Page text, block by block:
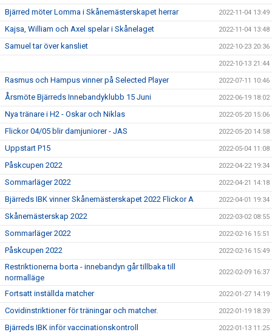
Bjärred möter Lomma i Skånemästerskapet herrar 2022-11-04 13:49
Kajsa, William och Axel spelar i Skånelaget 2022-11-04 13:48
Samuel tar över kansliet 2022-10-23 20:36
2022-10-13 21:44
Rasmus och Hampus vinner på Selected Player 2022-07-11 10:46
Årsmöte Bjärreds Innebandyklubb 15 Juni 2022-06-19 18:02
Nya tränare i H2 - Oskar och Niklas 2022-05-20 15:06
Flickor 04/05 blir damjuniorer - JAS 2022-05-20 14:58
Uppstart P15 2022-05-04 11:08
Påskcupen 2022 2022-04-22 19:34
Sommarläger 2022 2022-04-21 14:18
Bjärreds IBK vinner Skånemästerskapet 2022 Flickor A 2022-04-01 19:34
Skånemästerskap 2022 2022-03-02 08:55
Sommarläger 2022 2022-02-16 15:51
Påskcupen 2022 2022-02-16 15:49
Restriktionerna borta - innebandyn går tillbaka till
normalläge
2022-02-09 16:37
Fortsatt inställda matcher 2022-01-27 14:19
Covidinstriktioner för träningar och matcher. 2022-01-19 18:39
Bjärreds IBK inför vaccinationskontroll 2022-01-13 11:25